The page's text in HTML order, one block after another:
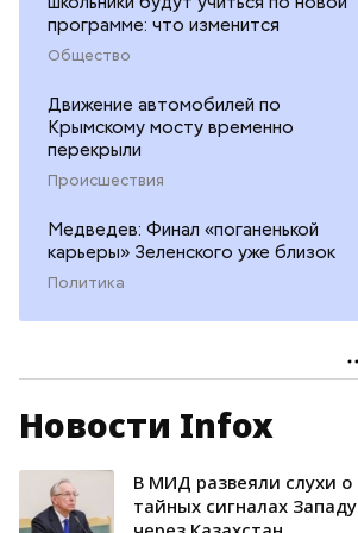
программе: что изменится
Общество
Движение автомобилей по
Крымскому мосту временно
перекрыли
Происшествия
Медведев: Финал «поганенькой
карьеры» Зеленского уже близок
Политика
Новости Infox
В МИД развеяли слухи о
тайных сигналах Западу